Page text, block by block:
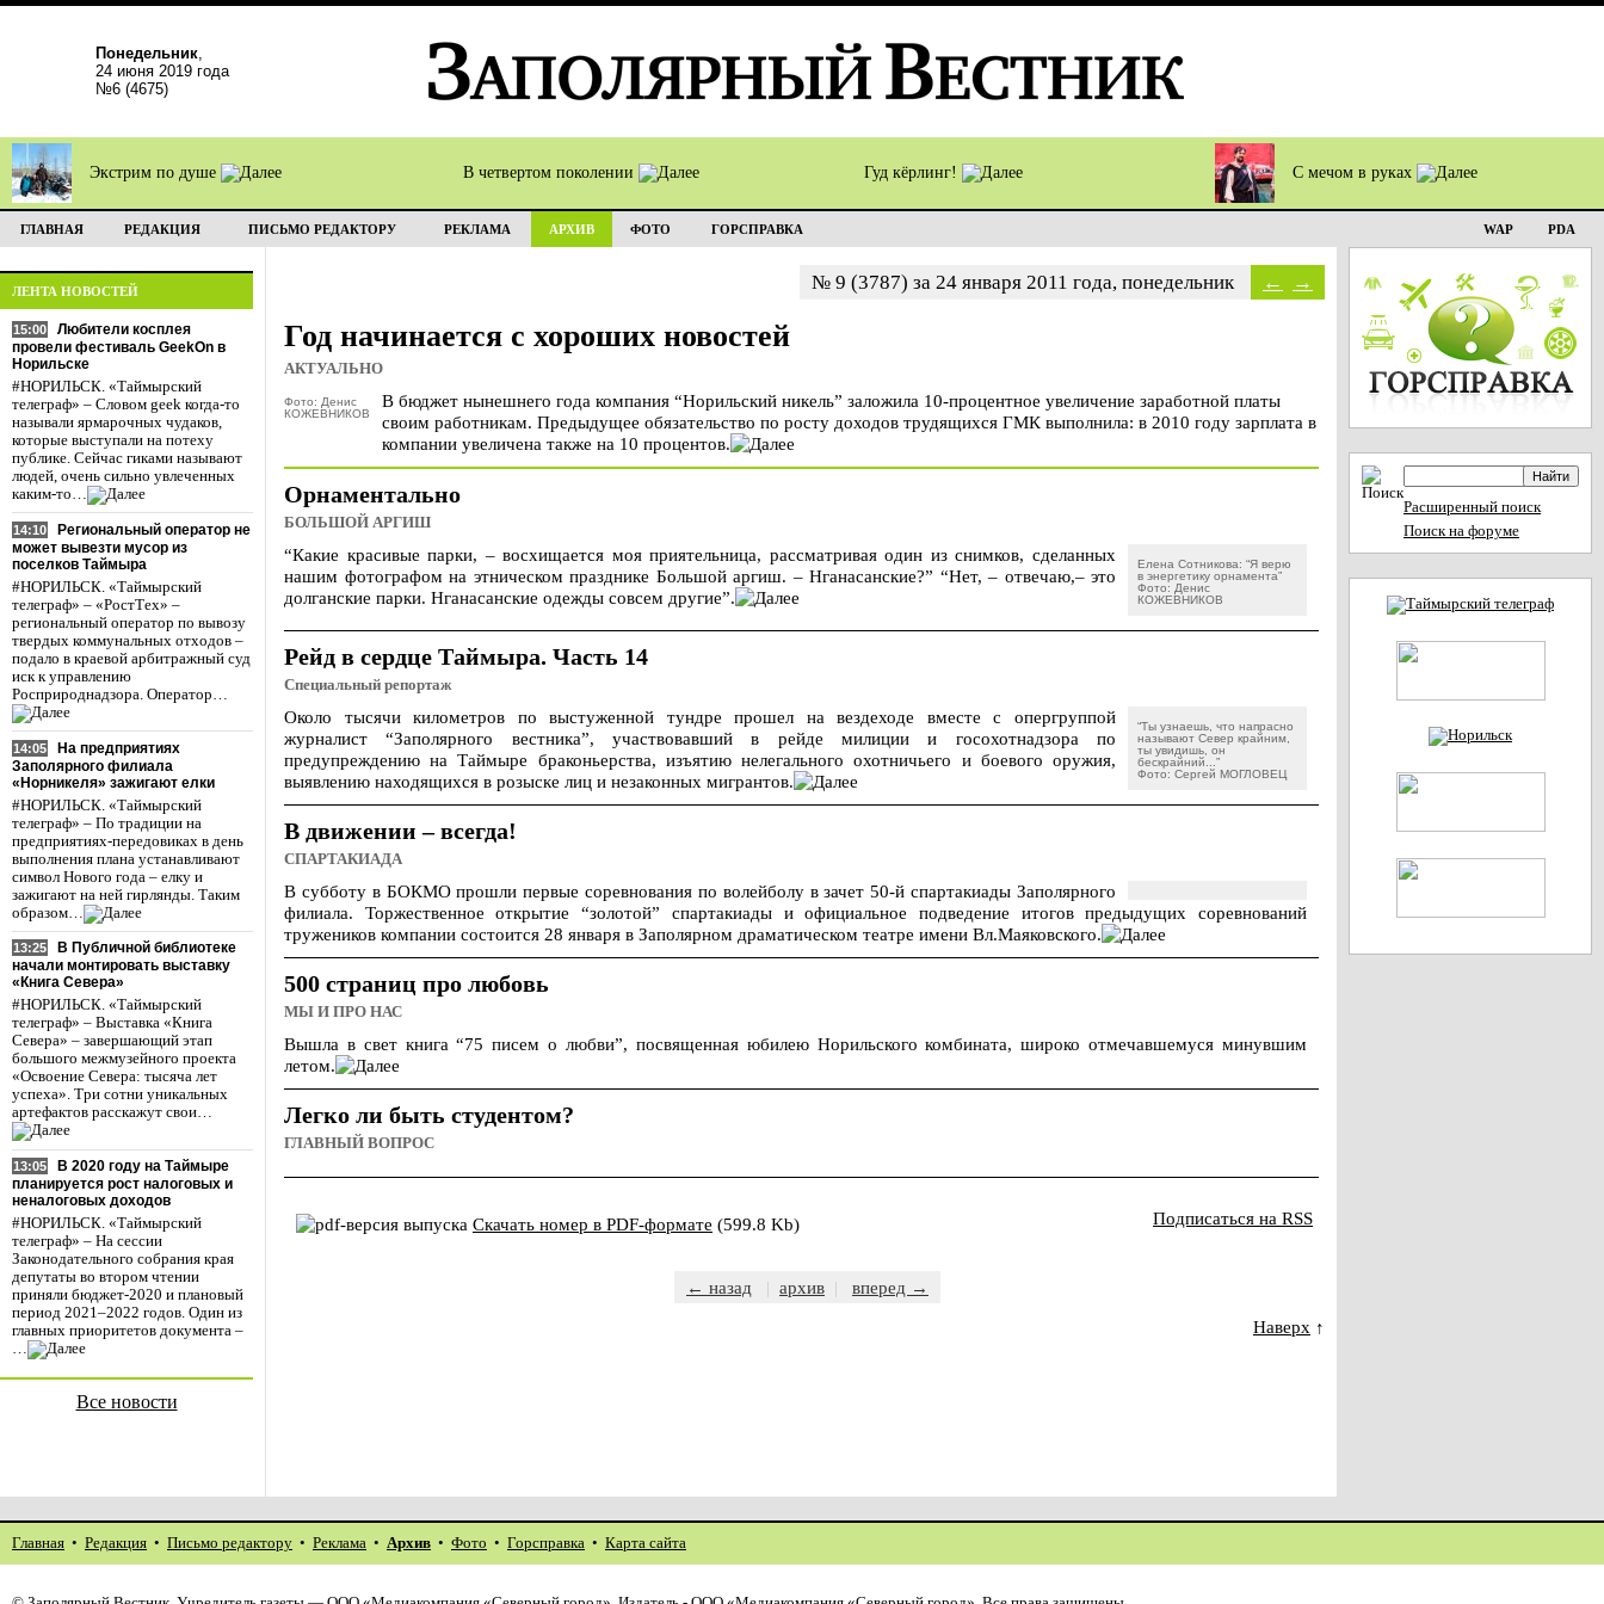
Понедельник,
24 июня 2019 года
№6 (4675)
Экстрим по душе В четвертом поколении Гуд кёрлинг! С мечом в руках
ГЛАВНАЯ РЕДАКЦИЯ ПИСЬМО РЕДАКТОРУ РЕКЛАМА АРХИВ ФОТО ГОРСПРАВКА WAP PDA
ЛЕНТА НОВОСТЕЙ
15:00
Любители косплея
провели фестиваль GeekOn в
Норильске
#НОРИЛЬСК. «Таймырский
телеграф» – Словом geek когда-то
называли ярмарочных чудаков,
которые выступали на потеху
публике. Сейчас гиками называют
людей, очень сильно увлеченных
каким-то…
14:10
Региональный оператор не
может вывезти мусор из
поселков Таймыра
#НОРИЛЬСК. «Таймырский
телеграф» – «РостТех» –
региональный оператор по вывозу
твердых коммунальных отходов –
подало в краевой арбитражный суд
иск к управлению
Росприроднадзора. Оператор…
14:05
На предприятиях
Заполярного филиала
«Норникеля» зажигают елки
#НОРИЛЬСК. «Таймырский
телеграф» – По традиции на
предприятиях-передовиках в день
выполнения плана устанавливают
символ Нового года – елку и
зажигают на ней гирлянды. Таким
образом…
13:25
В Публичной библиотеке
начали монтировать выставку
«Книга Севера»
#НОРИЛЬСК. «Таймырский
телеграф» – Выставка «Книга
Севера» – завершающий этап
большого межмузейного проекта
«Освоение Севера: тысяча лет
успеха». Три сотни уникальных
артефактов расскажут свои…
13:05
В 2020 году на Таймыре
планируется рост налоговых и
неналоговых доходов
#НОРИЛЬСК. «Таймырский
телеграф» – На сессии
Законодательного собрания края
депутаты во втором чтении
приняли бюджет-2020 и плановый
период 2021–2022 годов. Один из
главных приоритетов документа –
…
Все новости
№ 9 (3787) за 24 января 2011 года, понедельник ← →
Год начинается с хороших новостей
АКТУАЛЬНО
Фото: Денис
КОЖЕВНИКОВ
В бюджет нынешнего года компания “Норильский никель” заложила 10-процентное увеличение заработной платы
своим работникам. Предыдущее обязательство по росту доходов трудящихся ГМК выполнила: в 2010 году зарплата в
компании увеличена также на 10 процентов.
Орнаментально
БОЛЬШОЙ АРГИШ
Елена Сотникова: “Я верю
в энергетику орнамента”
Фото: Денис
КОЖЕВНИКОВ
“Какие красивые парки, – восхищается моя приятельница, рассматривая один из снимков, сделанных
нашим фотографом на этническом празднике Большой аргиш. – Нганасанские?” “Нет, – отвечаю,– это
долганские парки. Нганасанские одежды совсем другие”.
Рейд в сердце Таймыра. Часть 14
Специальный репортаж
“Ты узнаешь, что напрасно
называют Север крайним,
ты увидишь, он
бескрайний...”
Фото: Сергей МОГЛОВЕЦ
Около тысячи километров по выстуженной тундре прошел на вездеходе вместе с опергруппой
журналист “Заполярного вестника”, участвовавший в рейде милиции и госохотнадзора по
предупреждению на Таймыре браконьерства, изъятию нелегального охотничьего и боевого оружия,
выявлению находящихся в розыске лиц и незаконных мигрантов.
В движении – всегда!
СПАРТАКИАДА
В субботу в БОКМО прошли первые соревнования по волейболу в зачет 50-й спартакиады Заполярного
филиала. Торжественное открытие “золотой” спартакиады и официальное подведение итогов предыдущих соревнований
тружеников компании состоится 28 января в Заполярном драматическом театре имени Вл.Маяковского.
500 страниц про любовь
МЫ И ПРО НАС
Вышла в свет книга “75 писем о любви”, посвященная юбилею Норильского комбината, широко отмечавшемуся минувшим
летом.
Легко ли быть студентом?
ГЛАВНЫЙ ВОПРОС
Скачать номер в PDF-формате (599.8 Kb) Подписаться на RSS
← назад | архив | вперед →
Наверх ↑
Расширенный поиск
Поиск на форуме
Главная • Редакция • Письмо редактору • Реклама • Архив • Фото • Горсправка • Карта сайта